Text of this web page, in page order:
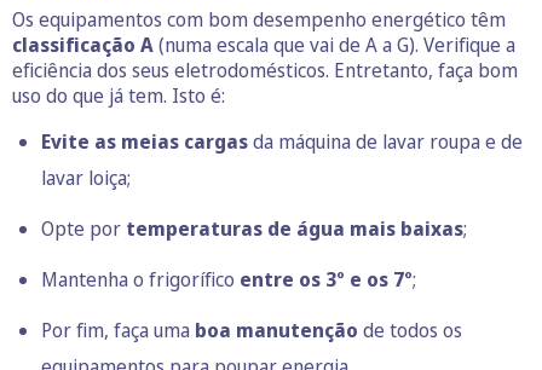
Os equipamentos com bom desempenho energético têm
classificação A(numa escala que vai de A a G). Verifique a
eficiência dos seus eletrodomésticos. Entretanto, faça bom
uso do que já tem. Isto é:
Evite as meias cargasda máquina de lavar roupa e de
lavar loiça;
Opte por temperaturas de água mais baixas;
Mantenha o frigorífico entre os 3º e os 7º;
Por fim, faça uma boa manutenção de todos os